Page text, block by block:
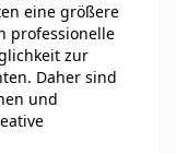
eine größere
professionelle
zur
Daher sind
und